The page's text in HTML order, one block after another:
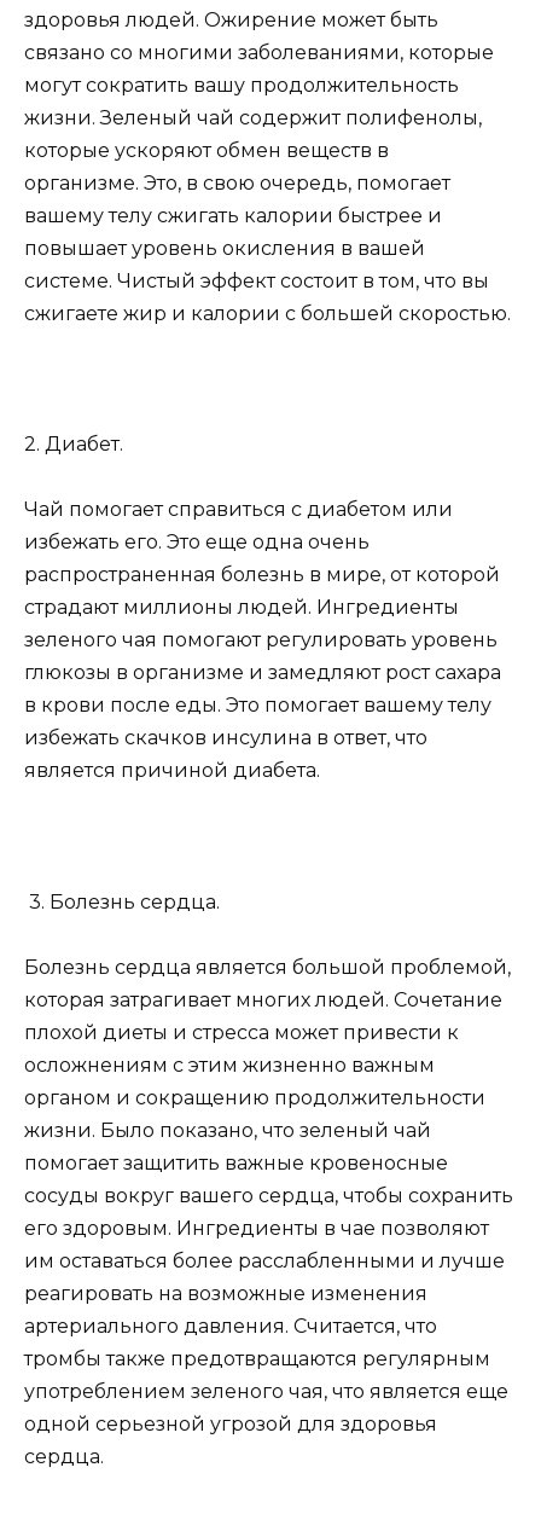
здоровья людей. Ожирение может быть
связано со многими заболеваниями, которые
могут сократить вашу продолжительность
жизни. Зеленый чай содержит полифенолы,
которые ускоряют обмен веществ в
организме. Это, в свою очередь, помогает
вашему телу сжигать калории быстрее и
повышает уровень окисления в вашей
системе. Чистый эффект состоит в том, что вы
сжигаете жир и калории с большей скоростью.
2. Диабет.
Чай помогает справиться с диабетом или
избежать его. Это еще одна очень
распространенная болезнь в мире, от которой
страдают миллионы людей. Ингредиенты
зеленого чая помогают регулировать уровень
глюкозы в организме и замедляют рост сахара
в крови после еды. Это помогает вашему телу
избежать скачков инсулина в ответ, что
является причиной диабета.
3. Болезнь сердца.
Болезнь сердца является большой проблемой,
которая затрагивает многих людей. Сочетание
плохой диеты и стресса может привести к
осложнениям с этим жизненно важным
органом и сокращению продолжительности
жизни. Было показано, что зеленый чай
помогает защитить важные кровеносные
сосуды вокруг вашего сердца, чтобы сохранить
его здоровым. Ингредиенты в чае позволяют
им оставаться более расслабленными и лучше
реагировать на возможные изменения
артериального давления. Считается, что
тромбы также предотвращаются регулярным
употреблением зеленого чая, что является еще
одной серьезной угрозой для здоровья
сердца.